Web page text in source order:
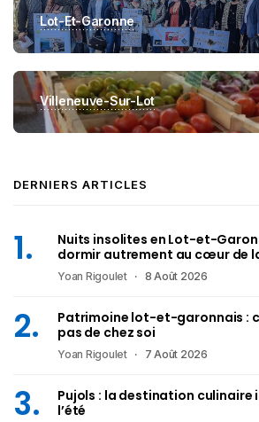
Lot-Et-Garonne
Villeneuve-Sur-Lot
DERNIERS ARTICLES
Nuits insolites en Lot-et-
dormir autrement au cœur de
Yoan Rigoulet 8 Août 2026
Patrimoine lot-et-garonnais :
pas de chez soi
Yoan Rigoulet 7 Août 2026
Pujols : la destination
l’été